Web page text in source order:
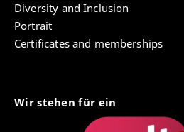
Diversity and Inclusion
Portrait
Certificates and memberships
Wir stehen für ein